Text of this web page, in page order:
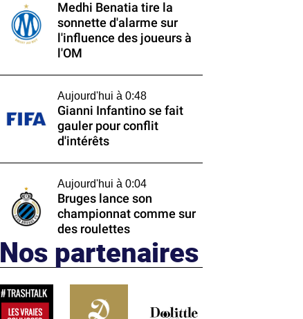
Medhi Benatia tire la
sonnette d'alarme sur
l'influence des joueurs à
l'OM
Aujourd'hui à 0:48
Gianni Infantino se fait
gauler pour conflit
d'intérêts
Aujourd'hui à 0:04
Bruges lance son
championnat comme sur
des roulettes
Nos partenaires